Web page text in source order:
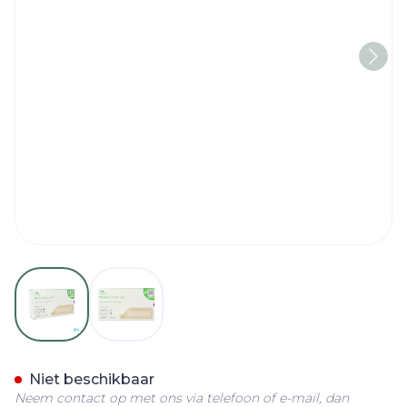
View larger image
Niet beschikbaar
Neem contact op met ons via telefoon of e-mail, dan